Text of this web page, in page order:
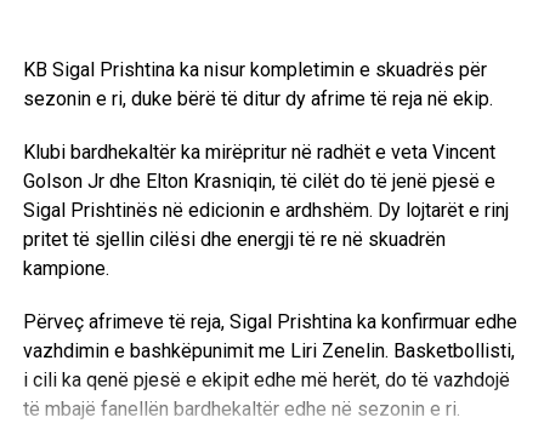
KB Sigal Prishtina ka nisur kompletimin e skuadrës për
sezonin e ri, duke bërë të ditur dy afrime të reja në ekip.
Klubi bardhekaltër ka mirëpritur në radhët e veta Vincent
Golson Jr dhe Elton Krasniqin, të cilët do të jenë pjesë e
Sigal Prishtinës në edicionin e ardhshëm. Dy lojtarët e rinj
pritet të sjellin cilësi dhe energji të re në skuadrën
kampione.
Përveç afrimeve të reja, Sigal Prishtina ka konfirmuar edhe
vazhdimin e bashkëpunimit me Liri Zenelin. Basketbollisti,
i cili ka qenë pjesë e ekipit edhe më herët, do të vazhdojë
të mbajë fanellën bardhekaltër edhe në sezonin e ri.